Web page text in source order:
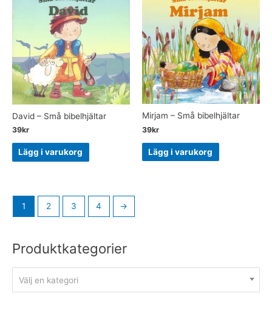
Produktkategorier
Välj en kategori
David – Små bibelhjältar
39kr
Lägg i varukorg
Mirjam – Små bibelhjältar
39kr
Lägg i varukorg
1 2 3 4 →